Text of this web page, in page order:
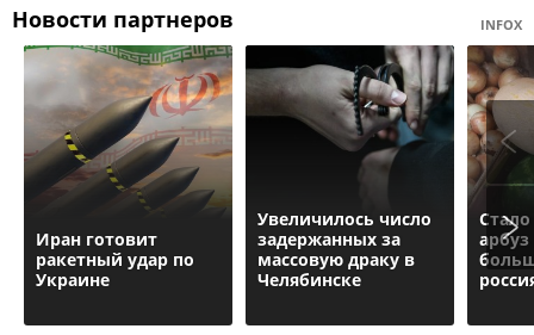
Новости партнеров INFOX
Иран готовит
ракетный удар по
Украине
Увеличилось число
задержанных за
массовую драку в
Челябинске